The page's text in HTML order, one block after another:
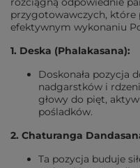
przygotowawczych,
efektywnym wykonaniu
1. Deska (Phalakasana):
Doskonała pozycja
nadgarstków i
głowy do pięt,
pośladków.
2. Chaturanga
Ta pozycja buduje